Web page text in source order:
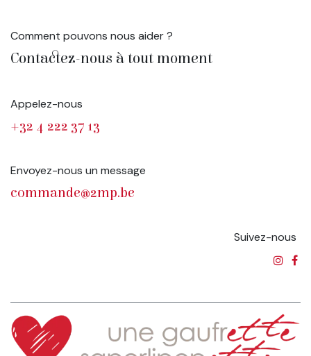
Comment pouvons nous aider ?
Contactez-nous à tout moment
Appelez-nous
+32 4 222 37 13
Envoyez-nous un message
commande@2mp.be
Suivez-nous